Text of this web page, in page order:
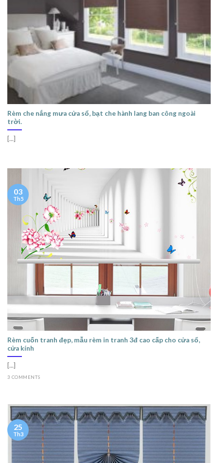
Rèm che nắng mưa cửa sổ, bạt che hành lang ban công ngoài
trời.
[...]
Rèm cuốn tranh đẹp, mẫu rèm in tranh 3đ cao cấp cho cửa sổ,
cửa kính
[...]
3 COMMENTS
03
Th5
25
Th3